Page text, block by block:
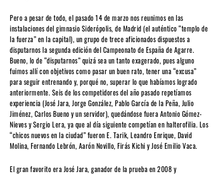
Pero a pesar de todo, el pasado 14 de marzo nos reunimos en las
instalaciones del gimnasio Siderópolis, de Madrid (el auténtico “templo de
la fuerza” en la capital), un grupo de trece aficionados dispuestos a
disputarnos la segunda edición del Campeonato de España de Agarre.
Bueno, lo de “disputarnos” quizá sea un tanto exagerado, pues alguno
fuimos allí con objetivos como pasar un buen rato, tener una “excusa”
para seguir entrenando y, porqué no, superar lo que habíamos logrado
anteriormente. Seis de los competidores del año pasado repetíamos
experiencia (José Jara, Jorge González, Pablo García de la Peña, Julio
Jiménez, Carlos Bueno y un servidor), quedándose fuera Antonio Gómez-
Nieves y Sergio Lera, ya que al día siguiente competían en halterofilia. Los
“chicos nuevos en la ciudad” fueron E. Tarik, Leandro Enrique, David
Molina, Fernando Lebrón, Aarón Novillo, Firás Kichi y José Emilio Vaca.
El gran favorito era José Jara, ganador de la prueba en 2008 y